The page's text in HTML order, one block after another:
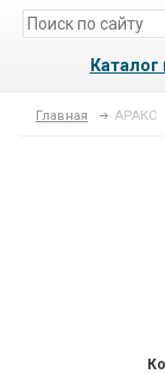
Главная АРАКС